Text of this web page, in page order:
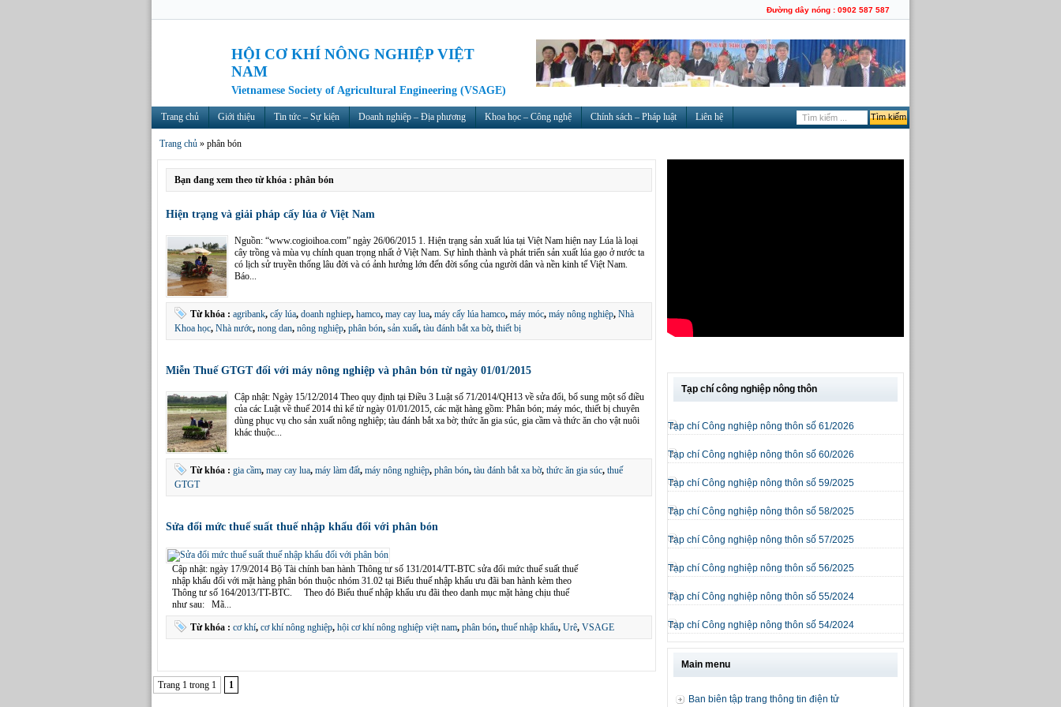
Đường dây nóng : 0902 587 587
HỘI CƠ KHÍ NÔNG NGHIỆP VIỆT
NAM
Vietnamese Society of Agricultural Engineering (VSAGE)
Trang chủ Giới thiệu Tin tức – Sự kiện Doanh nghiệp – Địa phương Khoa học – Công nghệ Chính sách – Pháp luật Liên hệ
Trang chủ » phân bón
Bạn đang xem theo từ khóa : phân bón
Hiện trạng và giải pháp cấy lúa ở Việt Nam
Nguồn: “www.cogioihoa.com” ngày 26/06/2015 1. Hiện trạng sản xuất lúa tại Việt Nam hiện nay Lúa là loại
cây trồng và mùa vụ chính quan trọng nhất ở Việt Nam. Sự hình thành và phát triển sản xuất lúa gạo ở nước ta
có lịch sử truyền thống lâu đời và có ảnh hưởng lớn đến đời sống của người dân và nền kinh tế Việt Nam.
Báo...
Từ khóa : agribank, cấy lúa, doanh nghiep, hamco, may cay lua, máy cấy lúa hamco, máy móc, máy nông nghiệp, Nhà
Khoa học, Nhà nước, nong dan, nông nghiệp, phân bón, sản xuất, tàu đánh bắt xa bờ, thiết bị
Miễn Thuế GTGT đối với máy nông nghiệp và phân bón từ ngày 01/01/2015
Cập nhật: Ngày 15/12/2014 Theo quy định tại Điều 3 Luật số 71/2014/QH13 về sửa đổi, bổ sung một số điều
của các Luật về thuế 2014 thì kể từ ngày 01/01/2015, các mặt hàng gồm: Phân bón; máy móc, thiết bị chuyên
dùng phục vụ cho sản xuất nông nghiệp; tàu đánh bắt xa bờ; thức ăn gia súc, gia cầm và thức ăn cho vật nuôi
khác thuộc...
Từ khóa : gia cầm, may cay lua, máy làm đất, máy nông nghiệp, phân bón, tàu đánh bắt xa bờ, thức ăn gia súc, thuế
GTGT
Sửa đổi mức thuế suất thuế nhập khẩu đối với phân bón
Cập nhật: ngày 17/9/2014 Bộ Tài chính ban hành Thông tư số 131/2014/TT-BTC sửa đổi mức thuế suất thuế
nhập khẩu đối với mặt hàng phân bón thuộc nhóm 31.02 tại Biểu thuế nhập khẩu ưu đãi ban hành kèm theo
Thông tư số 164/2013/TT-BTC. Theo đó Biểu thuế nhập khẩu ưu đãi theo danh mục mặt hàng chịu thuế
như sau: Mã...
Từ khóa : cơ khí, cơ khí nông nghiệp, hội cơ khí nông nghiệp việt nam, phân bón, thuế nhập khẩu, Urê, VSAGE
Trang 1 trong 1 1
Tạp chí công nghiệp nông thôn
Tạp chí Công nghiệp nông thôn số 61/2026
Tạp chí Công nghiệp nông thôn số 60/2026
Tạp chí Công nghiệp nông thôn số 59/2025
Tạp chí Công nghiệp nông thôn số 58/2025
Tạp chí Công nghiệp nông thôn số 57/2025
Tạp chí Công nghiệp nông thôn số 56/2025
Tạp chí Công nghiệp nông thôn số 55/2024
Tạp chí Công nghiệp nông thôn số 54/2024
Main menu
Ban biên tập trang thông tin điện tử